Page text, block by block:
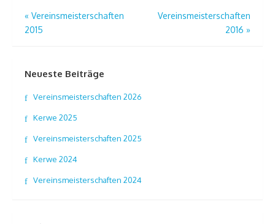
Beitragsnavigation
« Vereinsmeisterschaften
2015
Vereinsmeisterschaften
2016 »
Neueste Beiträge
Vereinsmeisterschaften 2026
Kerwe 2025
Vereinsmeisterschaften 2025
Kerwe 2024
Vereinsmeisterschaften 2024